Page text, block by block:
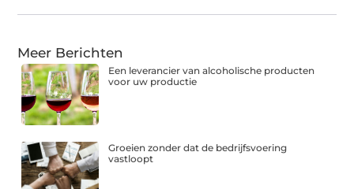
Meer Berichten
Een leverancier van alcoholische producten
voor uw productie
Groeien zonder dat de bedrijfsvoering
vastloopt